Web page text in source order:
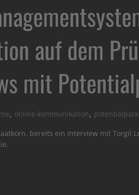
auf dem
mit
, online-kommunikation, potentialpark
bereits ein Interview mit Torgil